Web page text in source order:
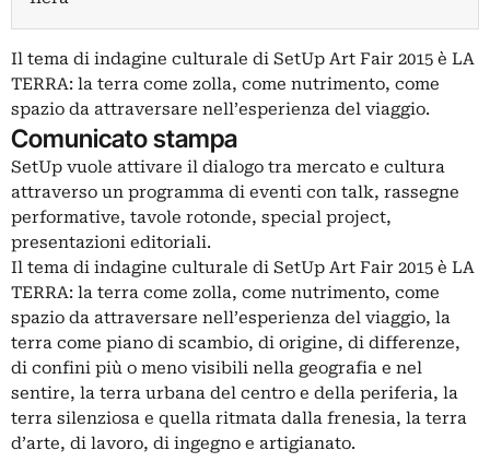
Il tema di indagine culturale di SetUp Art Fair 2015 è LA
TERRA: la terra come zolla, come nutrimento, come
spazio da attraversare nell’esperienza del viaggio.
Comunicato stampa
SetUp vuole attivare il dialogo tra mercato e cultura
attraverso un programma di eventi con talk, rassegne
performative, tavole rotonde, special project,
presentazioni editoriali.
Il tema di indagine culturale di SetUp Art Fair 2015 è LA
TERRA: la terra come zolla, come nutrimento, come
spazio da attraversare nell’esperienza del viaggio, la
terra come piano di scambio, di origine, di differenze,
di confini più o meno visibili nella geografia e nel
sentire, la terra urbana del centro e della periferia, la
terra silenziosa e quella ritmata dalla frenesia, la terra
d’arte, di lavoro, di ingegno e artigianato.